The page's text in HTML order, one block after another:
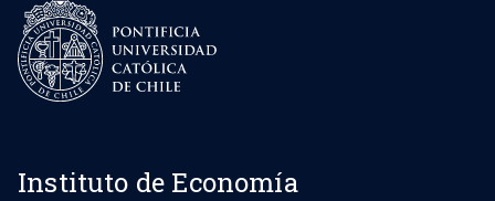
Instituto de Economía